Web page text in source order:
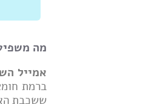
מה
אמייל
ברמת
ששכבת